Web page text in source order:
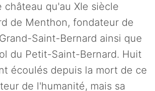
château qu'au XIe siècle
de Menthon, fondateur de
Saint-Bernard ainsi que
du Petit-Saint-Bernard. Huit
écoulés depuis la mort de ce
de l'humanité, mais sa